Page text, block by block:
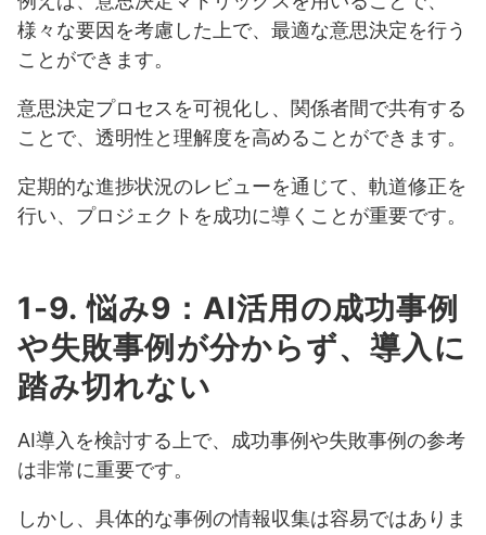
様々な要因を考慮した上で、最適な意思決定を行う
ことができます。
意思決定プロセスを可視化し、関係者間で共有する
ことで、透明性と理解度を高めることができます。
定期的な進捗状況のレビューを通じて、軌道修正を
行い、プロジェクトを成功に導くことが重要です。
1-9. 悩み9：AI活用の成功事例
や失敗事例が分からず、導入に
踏み切れない
AI導入を検討する上で、成功事例や失敗事例の参考
は非常に重要です。
しかし、具体的な事例の情報収集は容易ではありま